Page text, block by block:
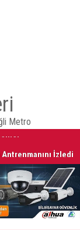
Metro